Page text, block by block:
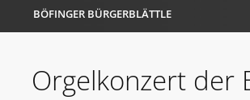
BÖFINGER BÜRGERBLÄTTLE
Orgelkonzert der